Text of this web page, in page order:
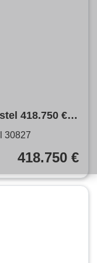
418.750 €
30827
418.750 €